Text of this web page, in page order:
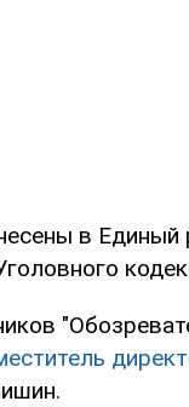
в Единый